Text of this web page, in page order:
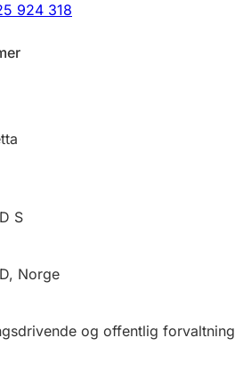
924 318
S
, Norge
og offentlig forvaltning